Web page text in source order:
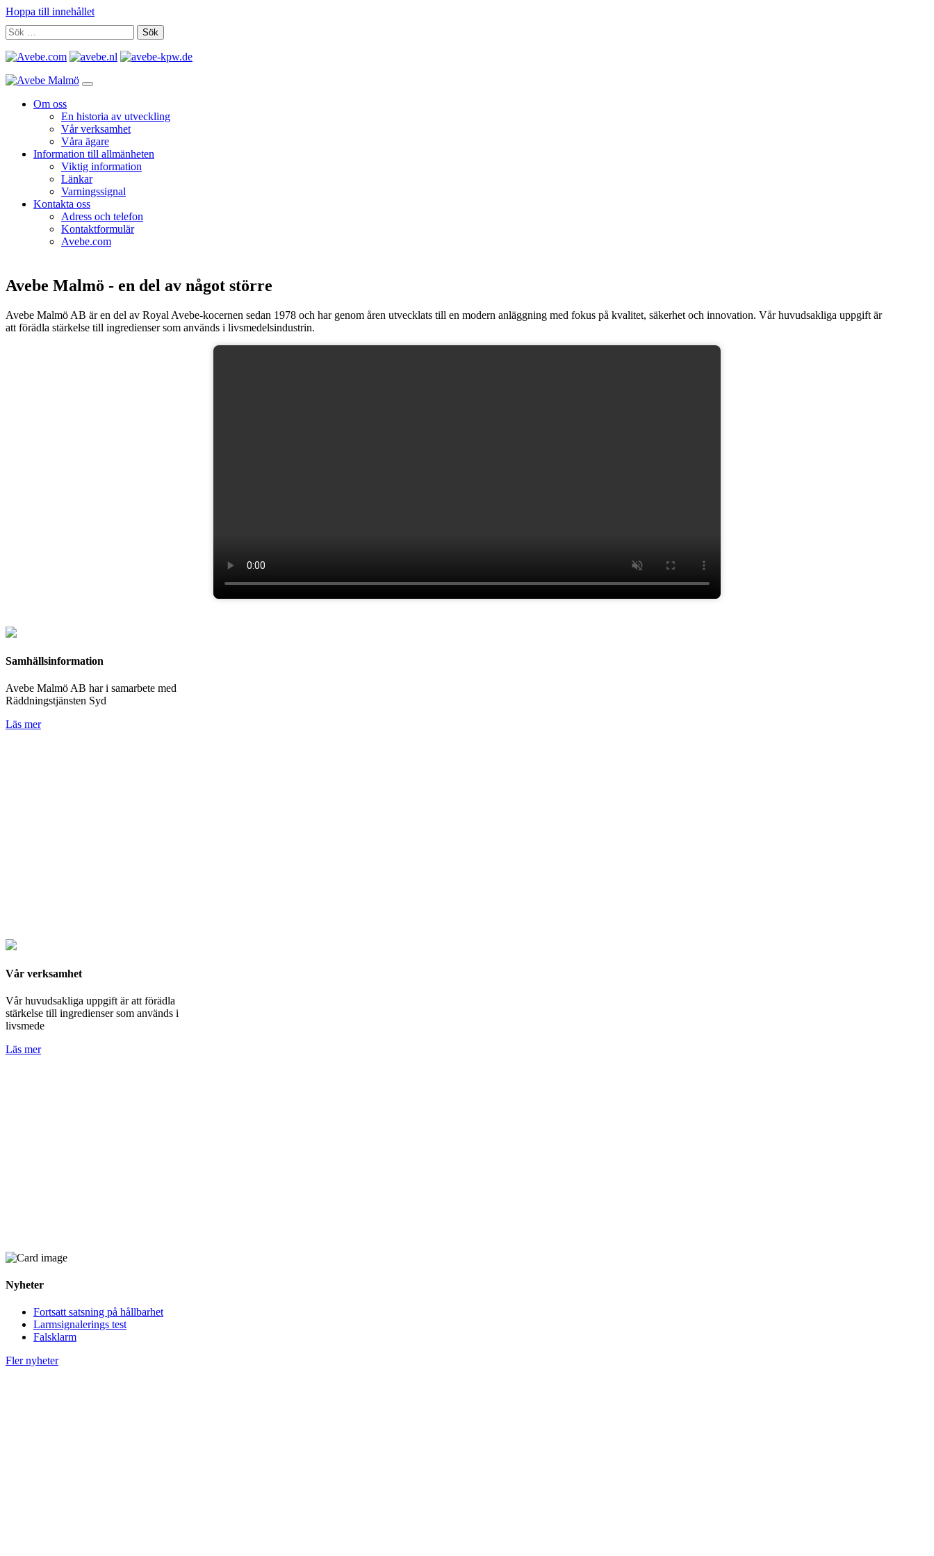
Hoppa till innehållet
Om oss
En historia av utveckling
Vår verksamhet
Våra ägare
Information till allmänheten
Viktig information
Länkar
Varningssignal
Kontakta oss
Adress och telefon
Kontaktformulär
Avebe.com
Avebe Malmö - en del av något större
Avebe Malmö AB är en del av Royal Avebe-kocernen sedan 1978 och har genom åren utvecklats till en modern anläggning med fokus på kvalitet, säkerhet och innovation. Vår huvudsakliga uppgift är
att förädla stärkelse till ingredienser som används i livsmedelsindustrin.
Samhällsinformation
Avebe Malmö AB har i samarbete med
Räddningstjänsten Syd
Läs mer
Vår verksamhet
Vår huvudsakliga uppgift är att förädla
stärkelse till ingredienser som används i
livsmede
Läs mer
Nyheter
Fortsatt satsning på hållbarhet
Larmsignalerings test
Falsklarm
Fler nyheter